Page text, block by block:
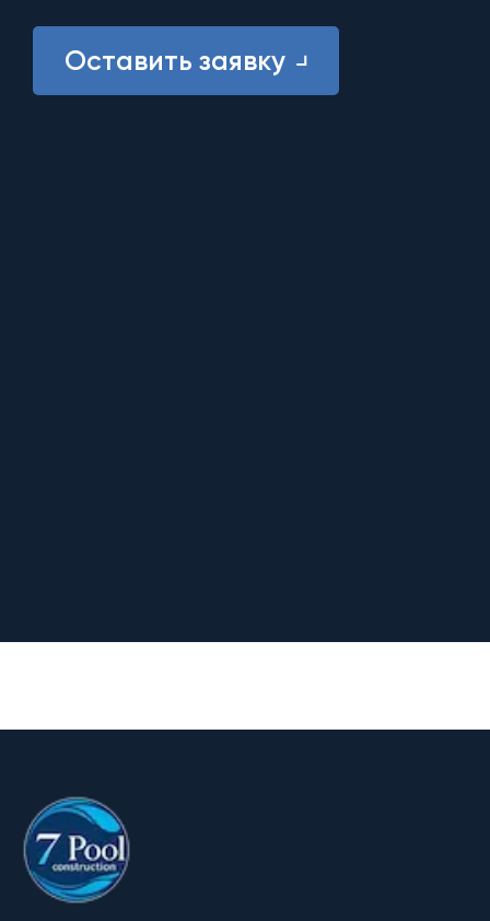
Оставить заявку